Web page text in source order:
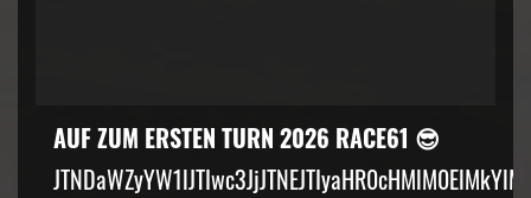
AUF ZUM ERSTEN TURN 2026 RACE61 😎